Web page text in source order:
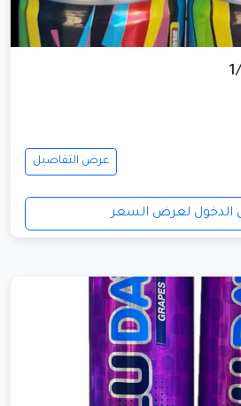
عرض التفاصيل
لعرض السعر